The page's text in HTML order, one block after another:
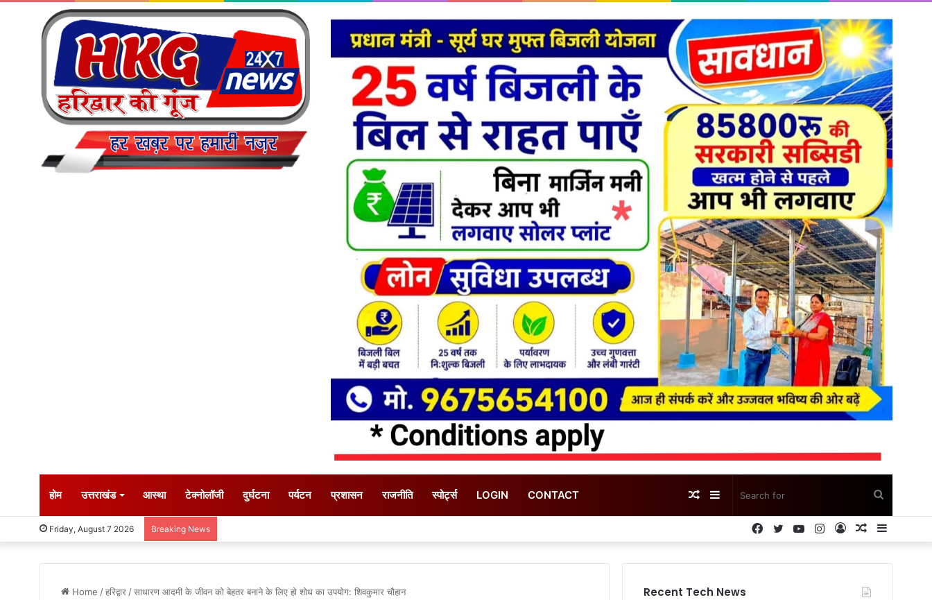
होम उत्तराखंड आस्था टेक्नोलॉजी दुर्घटना पर्यटन प्रशासन राजनीति स्पोर्ट्स LOGIN CONTACT
for
Sidebar
Random
Friday, August 7 2026 Breaking News Sidebar
Random
Log
Instagram
YouTube
Twitter
Facebook
Home /हरिद्वार /साधारण आदमी के जीवन को बेहतर बनाने के लिए हो शोध का उपयोग: शिवकुमार चौहान Recent Tech News